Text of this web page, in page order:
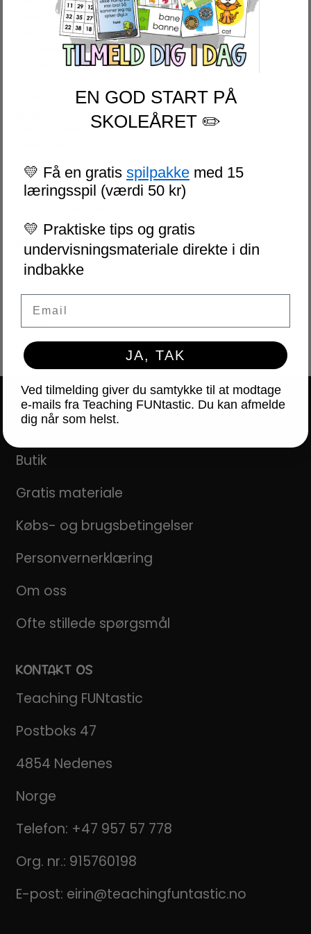
SKOLESTART
LAD OS REGNE ØVEHÆFTER
ESCAPE ROOM
VI SKRIVER
PUSLESPIL
DOMINO
GRATIS
NAVIGATION
Butik
Gratis materiale
Købs- og brugsbetingelser
Personvernerklæring
Om oss
Ofte stillede spørgsmål
KONTAKT OS
Teaching FUNtastic
Postboks 47
4854 Nedenes
Norge
Telefon: +47 957 57 778
Org. nr.: 915760198
E-post: eirin@teachingfuntastic.no
EN GOD START PÅ
SKOLEÅRET ✏️
💛 Få en gratis spilpakke med 15
læringsspil (værdi 50 kr)
💛 Praktiske tips og gratis
undervisningsmateriale direkte i din
indbakke
JA, TAK
Ved tilmelding giver du samtykke til at modtage
e-mails fra Teaching FUNtastic. Du kan afmelde
dig når som helst.